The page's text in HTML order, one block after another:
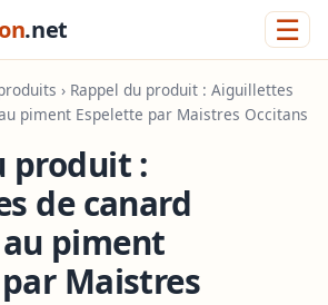
.net ☰
› Rappel du produit : Aiguillettes
piment Espelette par Maistres Occitans
produit :
de canard
piment
Maistres